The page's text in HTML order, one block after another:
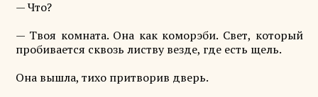
— Что?
— Твоя комната. Она как коморэби. Свет, который
пробивается сквозь листву везде, где есть щель.
Она вышла, тихо притворив дверь.